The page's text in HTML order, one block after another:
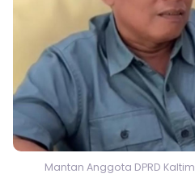
Mantan Anggota DPRD